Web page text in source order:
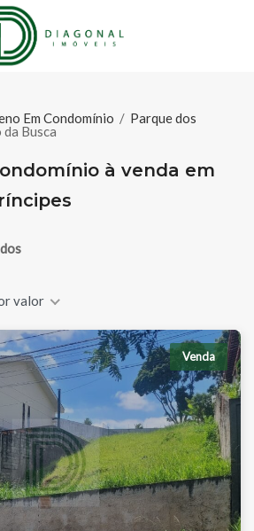
Em Condomínio / Parque dos
Busca
à venda em
valor
Venda